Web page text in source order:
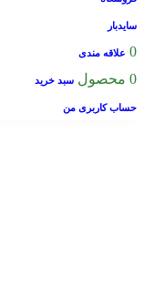
سایدبار
0 علاقه مندی
0 محصول سبد خرید
حساب کاربری من